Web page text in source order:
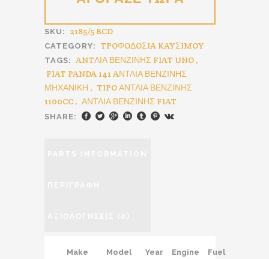
SKU: 2185/5 BCD
CATEGORY: TPOΦOΔOΣIA KAYΣIMOY
TAGS: ANTΛΙΑ ΒΕΝΖΙΝΗΣ FIAT UNO ,
FIAT PANDA 141 AΝΤΛΙΑ ΒΕΝΖΙΝΗΣ
ΜΗΧΑΝΙΚΗ , TIPO ΑΝΤΛΙΑ ΒΕΝΖΙΝΗΣ
1100CC , ΑΝΤΛΙΑ ΒΕΝΖΙΝΗΣ FIAT
SHARE:
Make Model Year Engine Fuel